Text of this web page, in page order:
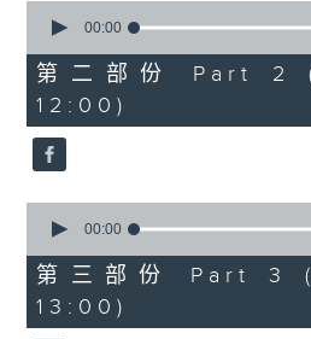
seconds
56
minutes,
19
seconds
00:00
第二部份 Part 2
12:00)
seconds
56
minutes,
10
seconds
00:00
第三部份 Part 3
13:00)